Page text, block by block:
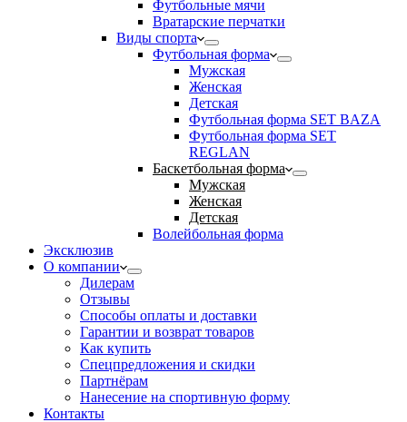
Футбольные мячи
Вратарские перчатки
Виды спорта
Футбольная форма
Мужская
Женская
Детская
Футбольная форма SET BAZA
Футбольная форма SET
REGLAN
Баскетбольная форма
Мужская
Женская
Детская
Волейбольная форма
Эксклюзив
О компании
Дилерам
Отзывы
Способы оплаты и доставки
Гарантии и возврат товаров
Как купить
Спецпредложения и скидки
Партнёрам
Нанесение на спортивную форму
Контакты